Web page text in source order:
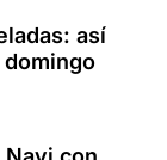
así